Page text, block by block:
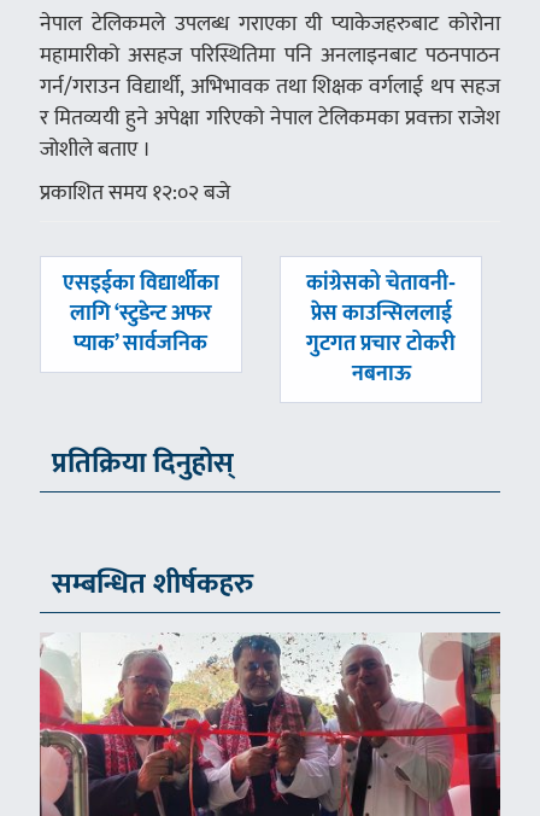
नेपाल टेलिकमले उपलब्ध गराएका यी प्याकेजहरुबाट कोरोना
महामारीको असहज परिस्थितिमा पनि अनलाइनबाट पठनपाठन
गर्न/गराउन विद्यार्थी, अभिभावक तथा शिक्षक वर्गलाई थप सहज
र मितव्ययी हुने अपेक्षा गरिएको नेपाल टेलिकमका प्रवक्ता राजेश
जोशीले बताए ।
प्रकाशित समय १२:०२ बजे
पछिल्लाे
एसइईका विद्यार्थीका
लागि ‘स्टुडेन्ट अफर
प्याक’ सार्वजनिक
अघिल्लाे
-
कांग्रेसको चेतावनी‑
प्रेस काउन्सिललाई
गुटगत प्रचार टोकरी
नबनाऊ
प्रतिक्रिया दिनुहोस्
सम्बन्धित शीर्षकहरु